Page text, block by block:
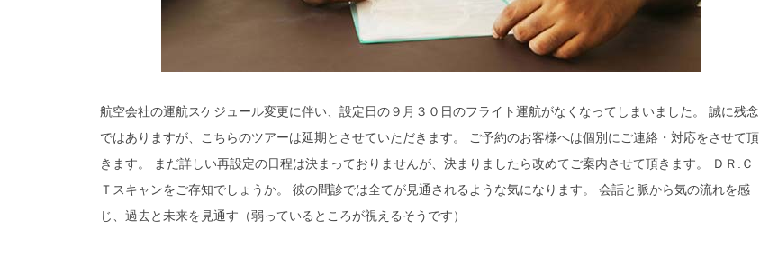
航空会社の運航スケジュール変更に伴い、設定日の９月３０日のフライト運航がなくなってしまいました。 誠に残念
ではありますが、こちらのツアーは延期とさせていただきます。 ご予約のお客様へは個別にご連絡・対応をさせて頂
きます。 まだ詳しい再設定の日程は決まっておりませんが、決まりましたら改めてご案内させて頂きます。 ＤＲ.Ｃ
Ｔスキャンをご存知でしょうか。 彼の問診では全てが見通されるような気になります。 会話と脈から気の流れを感
じ、過去と未来を見通す（弱っているところが視えるそうです）